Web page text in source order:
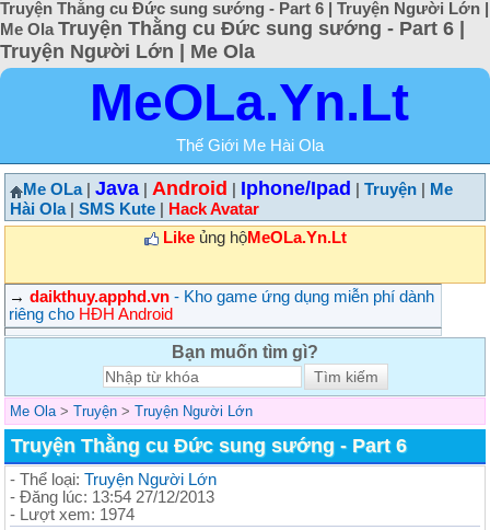
Truyện Thằng cu Đức sung sướng - Part 6 | Truyện Người Lớn |
Me Ola Truyện Thằng cu Đức sung sướng - Part 6 |
Truyện Người Lớn | Me Ola
MeOLa.Yn.Lt
Thế Giới Me Hài Ola
Me OLa| Java Android Iphone/Ipad Truyện
Me
Hài Ola| SMS Kute
Hack Avatar
Likeủng hộMeOLa.Yn.Lt
→ daikthuy.apphd.vn - Kho game ứng dụng miễn phí dành
riêng cho HĐH Android
Bạn muốn tìm gì?
Me Ola > Truyện > Truyện Người Lớn
Truyện Thằng cu Đức sung sướng - Part 6
- Thể loại: Truyện Người Lớn
- Đăng lúc: 13:54 27/12/2013
- Lượt xem: 1974